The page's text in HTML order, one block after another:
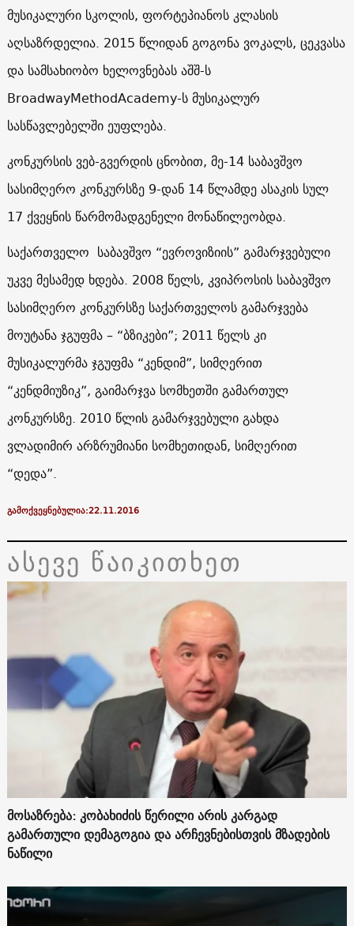
მუსიკალური სკოლის, ფორტეპიანოს კლასის
აღსაზრდელია. 2015 წლიდან გოგონა ვოკალს, ცეკვასა
და სამსახიობო ხელოვნებას აშშ-ს
BroadwayMethodAcademy-ს მუსიკალურ
სასწავლებელში ეუფლება.
კონკურსის ვებ-გვერდის ცნობით, მე-14 საბავშვო
სასიმღერო კონკურსზე 9-დან 14 წლამდე ასაკის სულ
17 ქვეყნის წარმომადგენელი მონაწილეობდა.
საქართველო საბავშვო “ევროვიზიის” გამარჯვებული
უკვე მესამედ ხდება. 2008 წელს, კვიპროსის საბავშვო
სასიმღერო კონკურსზე საქართველოს გამარჯვება
მოუტანა ჯგუფმა – “ბზიკები”; 2011 წელს კი
მუსიკალურმა ჯგუფმა “კენდიმ”, სიმღერით
“კენდმიუზიკ”, გაიმარჯვა სომხეთში გამართულ
კონკურსზე. 2010 წლის გამარჯვებული გახდა
ვლადიმირ არზრუმიანი სომხეთიდან, სიმღერით
“დედა”.
გამოქვეყნებულია:22.11.2016
ასევე წაიკითხეთ
მოსაზრება: კობახიძის წერილი არის კარგად
გამართული დემაგოგია და არჩევნებისთვის მზადების
ნაწილი